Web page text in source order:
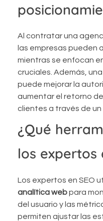
Al contratar una
las empresas pueden
mientras se enfocan
cruciales. Además,
puede mejorar la
aumentar el retorno
clientes a través de
¿Qué
los expertos
Los expertos en SEO
analítica webpara
del usuario y las
permiten ajustar las